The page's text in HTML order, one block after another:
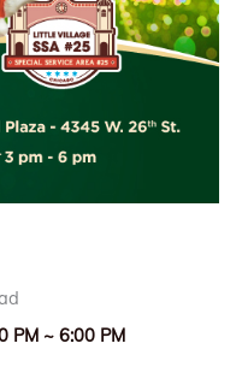
PM ~ 6:00 PM